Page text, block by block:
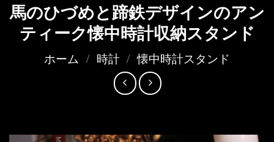
馬のひづめと蹄鉄デザインのアン
ティーク懐中時計収納スタンド
ホーム / 時計 / 懐中時計スタンド